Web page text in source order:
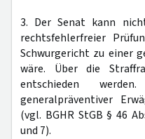
3. Der Senat kann
rechtsfehlerfreier
Schwurgericht zu einer
wäre. Über die
entschieden
generalpräventiver
(vgl. BGHR StGB § 46
und 7).